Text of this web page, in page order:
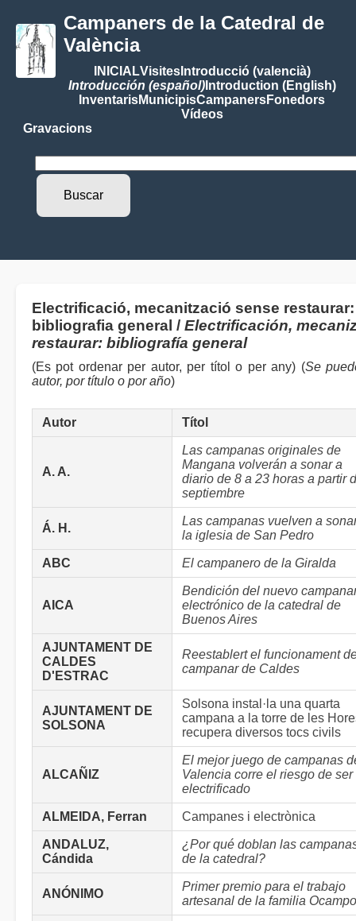
Campaners de la Catedral de
València
INICIALVisitesIntroducció (valencià)
Introducción (español)Introduction (English)
InventarisMunicipisCampanersFonedors
Vídeos
Gravacions
Electrificació, mecanització sense restaurar:
bibliografia general / Electrificación,
restaurar: bibliografía general
(Es pot ordenar per autor, per títol o per any) (Se
autor, por título o por año)
Autor Títol
A. A.
Las campanas originales de
Mangana volverán a sonar a
diario de 8 a 23 horas a partir
septiembre
Á. H.
Las campanas vuelven a
la iglesia de San Pedro
ABC El campanero de la Giralda
AICA
Bendición del nuevo
electrónico de la catedral de
Buenos Aires
AJUNTAMENT DE
CALDES
D'ESTRAC
Reestablert el funcionament
campanar de Caldes
AJUNTAMENT DE
SOLSONA
Solsona instal·la una quarta
campana a la torre de les
recupera diversos tocs civils
ALCAÑIZ
El mejor juego de campanas
Valencia corre el riesgo de ser
electrificado
ALMEIDA, Ferran Campanes i electrònica
ANDALUZ,
Cándida
¿Por qué doblan las
de la catedral?
ANÓNIMO
Primer premio para el trabajo
artesanal de la familia Ocampo